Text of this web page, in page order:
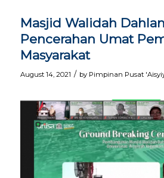
Masjid Walidah
Pencerahan Umat
Masyarakat
August 14, 2021 / by Pimpinan Pusat